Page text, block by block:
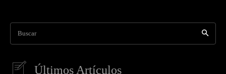
Buscar
Últimos Artículos